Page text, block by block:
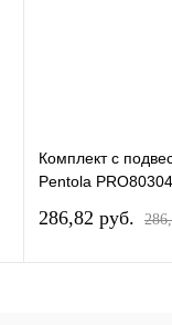
Комплект с
Pentola
286,82 pуб.